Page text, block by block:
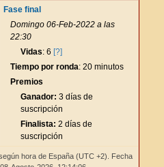
Fase final
Domingo 06-Feb-2022 a las
22:30
Vidas: 6 [?]
Tiempo por ronda: 20 minutos
Premios
Ganador: 3 días de
suscripción
Finalista: 2 días de
suscripción
hora de España (UTC +2). Fecha